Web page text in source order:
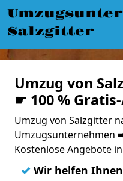
Salzgitter
Umzug von
☛ 100 %
Umzug von Salzgitter
Umzugsunternehmen
Kostenlose Angebote
✓ Wir helfen